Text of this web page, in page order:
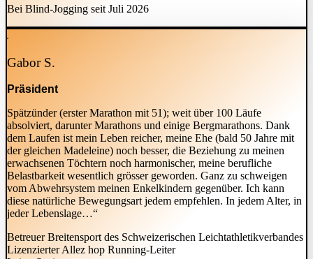
Bei Blind-Jogging seit Juli 2026
Gabor S.
Präsident
Spätzünder (erster Marathon mit 51); weit über 100 Läufe
absolviert, darunter Marathons und einige Bergmarathons. Dank
dem Laufen ist mein Leben reicher, meine Ehe (bald 50 Jahre mit
der gleichen Madeleine) noch besser, die Beziehung zu meinen
erwachsenen Töchtern noch harmonischer, meine berufliche
Belastbarkeit wesentlich grösser geworden. Ganz zu schweigen
vom Abwehrsystem meinen Enkelkindern gegenüber. Ich kann
diese natürliche Bewegungsart jedem empfehlen. In jedem Alter, in
jeder Lebenslage…“
Betreuer Breitensport des Schweizerischen Leichtathletikverbandes
Lizenzierter Allez hop Running-Leiter